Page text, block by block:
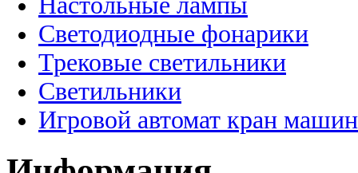
Светодиодные фонарики
Трековые светильники
Светильники
Игровой автомат кран